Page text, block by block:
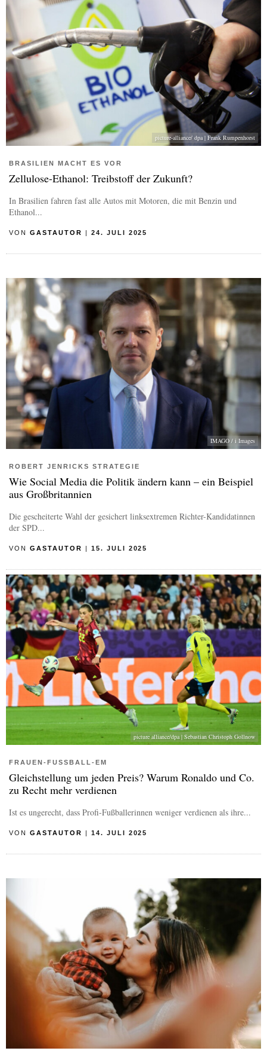
picture-alliance/ dpa | Frank Rumpenhorst
BRASILIEN MACHT ES VOR
Zellulose-Ethanol: Treibstoff der Zukunft?
In Brasilien fahren fast alle Autos mit Motoren, die mit Benzin und
Ethanol...
VON GASTAUTOR | 24. JULI 2025
IMAGO / i Images
ROBERT JENRICKS STRATEGIE
Wie Social Media die Politik ändern kann – ein Beispiel
aus Großbritannien
Die gescheiterte Wahl der gesichert linksextremen Richter-Kandidatinnen
der SPD...
VON GASTAUTOR | 15. JULI 2025
picture alliance/dpa | Sebastian Christoph Gollnow
FRAUEN-FUSSBALL-EM
Gleichstellung um jeden Preis? Warum Ronaldo und Co.
zu Recht mehr verdienen
Ist es ungerecht, dass Profi-Fußballerinnen weniger verdienen als ihre...
VON GASTAUTOR | 14. JULI 2025